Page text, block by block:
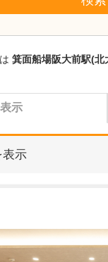
箕面船場阪大前駅(北
示
表示